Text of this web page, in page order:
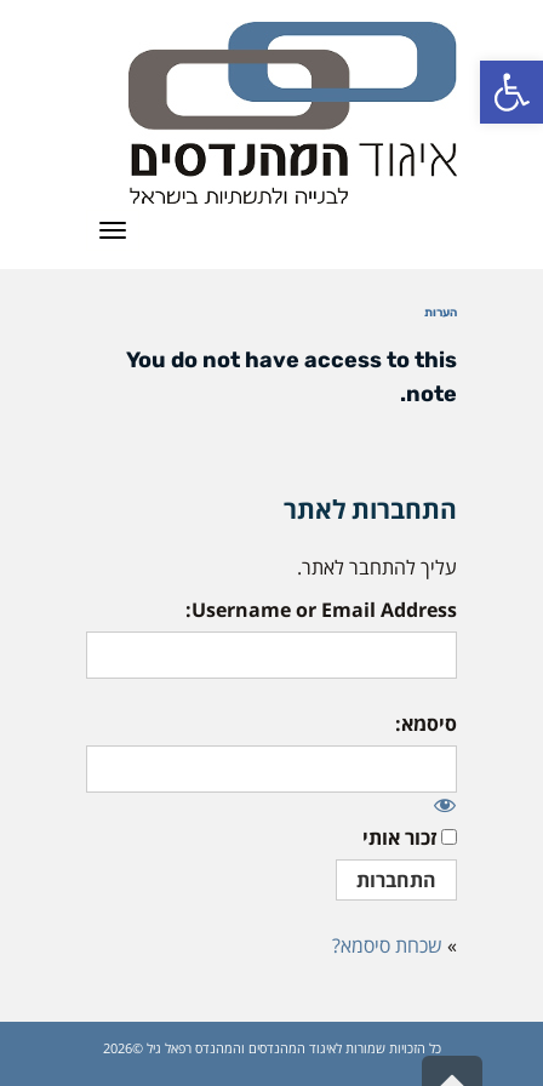
פתח סרגל נגישות
תפריט
הערות
You do not have access to this
note.
התחברות לאתר
עליך להתחבר לאתר.
Username or Email Address:
סיסמא:
זכור אותי
» שכחת סיסמא?
כל הזכויות שמורות לאיגוד המהנדסים והמהנדס רפאל גיל ©2026